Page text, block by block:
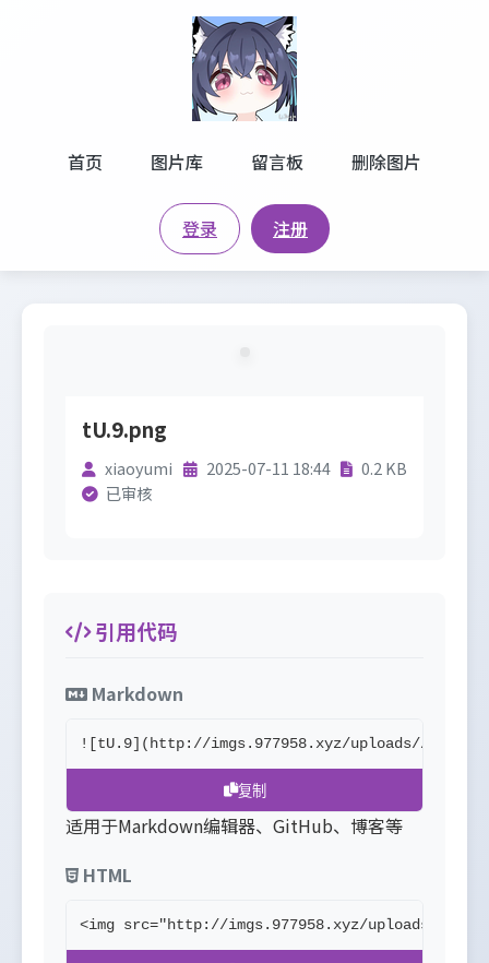
首页 图片库 留言板 删除图片
登录 注册
tU.9.png
xiaoyumi 2025-07-11 18:44
0.2 KB
已审核
引用代码
Markdown
![tU.9](http://imgs.977958.xyz/uploads//
复制
适用于Markdown编辑器、GitHub、博客等
HTML
<img src="http://imgs.977958.xyz/uploads//